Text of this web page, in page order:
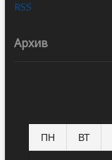
RSS
Архив
ПН ВТ